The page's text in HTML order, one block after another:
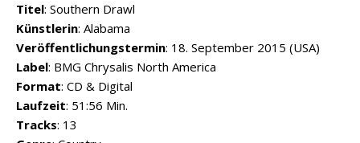
Titel: Southern Drawl
Künstlerin: Alabama
Veröffentlichungstermin: 18. September 2015 (USA)
Label: BMG Chrysalis North America
Format: CD & Digital
Laufzeit: 51:56 Min.
Tracks: 13